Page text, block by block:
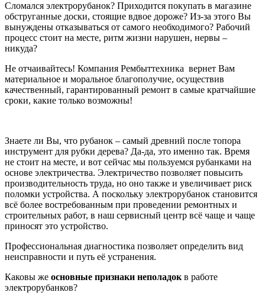
Сломался электрорубанок? Приходится покупать в магазине
обструганные доски, стоящие вдвое дороже? Из-за этого Вы
вынуждены отказываться от самого необходимого? Рабочий
процесс стоит на месте, ритм жизни нарушен, нервы –
никуда?
Не отчаивайтесь! Компания Рембыттехника вернет Вам
материальное и моральное благополучие, осуществив
качественный, гарантированный ремонт в самые кратчайшие
сроки, какие только возможны!
Знаете ли Вы, что рубанок – самый древний после топора
инструмент для рубки дерева? Да-да, это именно так. Время
не стоит на месте, и вот сейчас мы пользуемся рубанками на
основе электричества. Электричество позволяет повысить
производительность труда, но оно также и увеличивает риск
поломки устройства. А поскольку электрорубанок становится
всё более востребованным при проведении ремонтных и
строительных работ, в наш сервисный центр всё чаще и чаще
приносят это устройство.
Профессиональная диагностика позволяет определить вид
неисправности и путь её устранения.
Каковы же основные признаки неполадок в работе
электрорубанков?